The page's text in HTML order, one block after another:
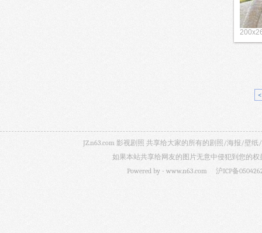
JZ.n63.com 影视剧照 共享给大家的所有的剧照/海报/壁
如果本站共享给网友的图片无意中侵犯到您的
Powered by - www.n63.com 沪ICP备